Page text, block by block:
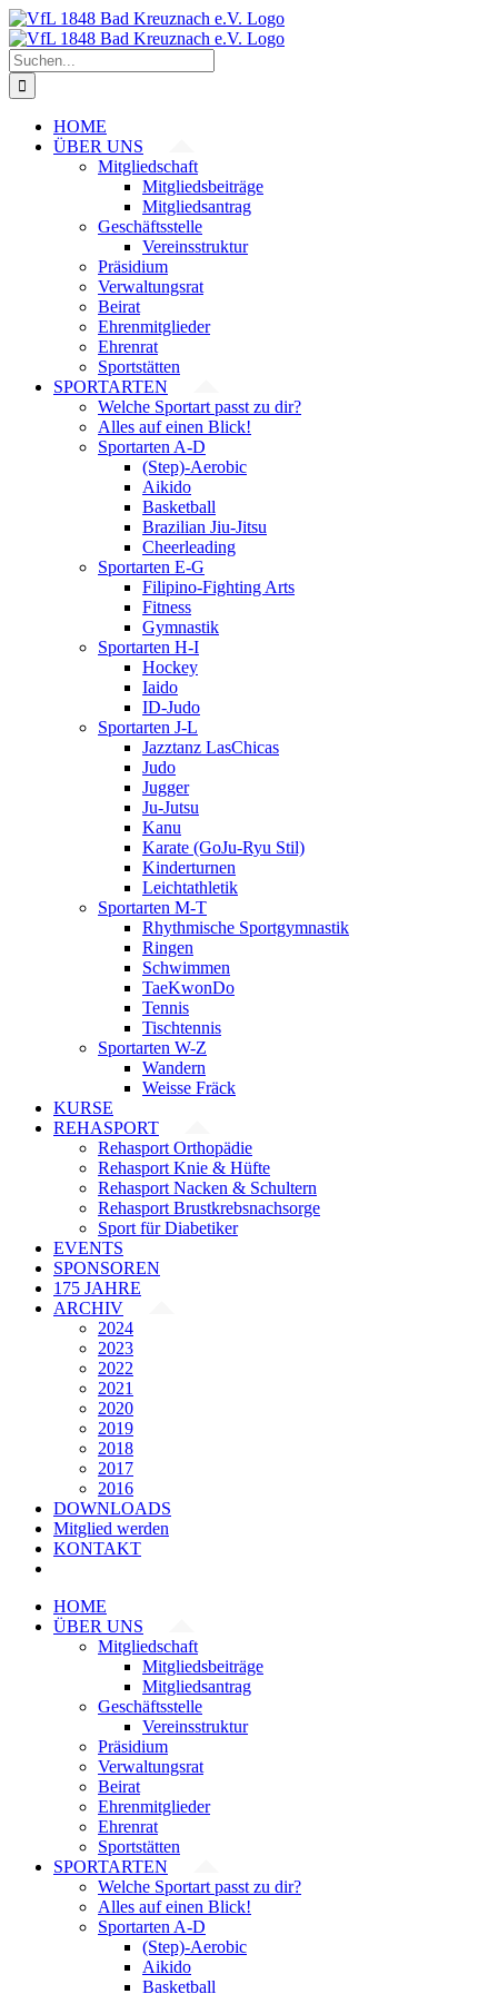
Zum
Inhalt
springen
Suche
nach:
HOME
ÜBER UNS
Mitgliedschaft
Mitgliedsbeiträge
Mitgliedsantrag
Geschäftsstelle
Vereinsstruktur
Präsidium
Verwaltungsrat
Beirat
Ehrenmitglieder
Ehrenrat
Sportstätten
SPORTARTEN
Welche Sportart passt zu dir?
Alles auf einen Blick!
Sportarten A-D
(Step)-Aerobic
Aikido
Basketball
Brazilian Jiu-Jitsu
Cheerleading
Sportarten E-G
Filipino-Fighting Arts
Fitness
Gymnastik
Sportarten H-I
Hockey
Iaido
ID-Judo
Sportarten J-L
Jazztanz LasChicas
Judo
Jugger
Ju-Jutsu
Kanu
Karate (GoJu-Ryu Stil)
Kinderturnen
Leichtathletik
Sportarten M-T
Rhythmische Sportgymnastik
Ringen
Schwimmen
TaeKwonDo
Tennis
Tischtennis
Sportarten W-Z
Wandern
Weisse Fräck
KURSE
REHASPORT
Rehasport Orthopädie
Rehasport Knie & Hüfte
Rehasport Nacken & Schultern
Rehasport Brustkrebsnachsorge
Sport für Diabetiker
EVENTS
SPONSOREN
175 JAHRE
ARCHIV
2024
2023
2022
2021
2020
2019
2018
2017
2016
DOWNLOADS
Mitglied werden
KONTAKT
HOME
ÜBER UNS
Mitgliedschaft
Mitgliedsbeiträge
Mitgliedsantrag
Geschäftsstelle
Vereinsstruktur
Präsidium
Verwaltungsrat
Beirat
Ehrenmitglieder
Ehrenrat
Sportstätten
SPORTARTEN
Welche Sportart passt zu dir?
Alles auf einen Blick!
Sportarten A-D
(Step)-Aerobic
Aikido
Basketball